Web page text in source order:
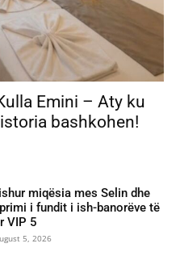
Emini – Aty ku
bashkohen!
miqësia mes Selin dhe
i fundit i ish-banorëve të
VIP 5
5, 2026